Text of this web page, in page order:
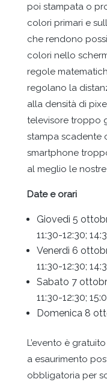
poi stampata o
colori primari e
che rendono
colori nello
regole
regolano la
alla densità di
televisore troppo
stampa scadente
smartphone
al meglio le
Date e orari
Giovedì 5
11:30-12:30;
Venerdì 6
11:30-12:30;
Sabato 7
11:30-12:30;
Domenica 8
L’evento è
a esaurimento
obbligatoria per